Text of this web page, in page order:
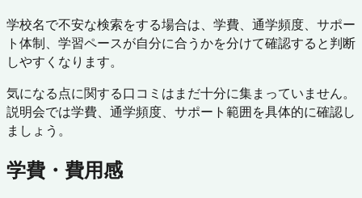
学校名で不安な検索をする場合は、学費、通学頻度、サポー
ト体制、学習ペースが自分に合うかを分けて確認すると判断
しやすくなります。
気になる点に関する口コミはまだ十分に集まっていません。
説明会では学費、通学頻度、サポート範囲を具体的に確認し
ましょう。
学費・費用感